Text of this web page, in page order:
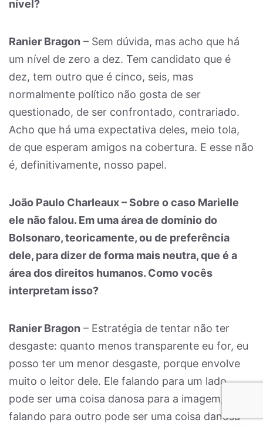
nível?
Ranier Bragon – Sem dúvida, mas acho que há
um nível de zero a dez. Tem candidato que é
dez, tem outro que é cinco, seis, mas
normalmente político não gosta de ser
questionado, de ser confrontado, contrariado.
Acho que há uma expectativa deles, meio tola,
de que esperam amigos na cobertura. E esse não
é, definitivamente, nosso papel.
João Paulo Charleaux – Sobre o caso Marielle
ele não falou. Em uma área de domínio do
Bolsonaro, teoricamente, ou de preferência
dele, para dizer de forma mais neutra, que é a
área dos direitos humanos. Como vocês
interpretam isso?
Ranier Bragon – Estratégia de tentar não ter
desgaste: quanto menos transparente eu for, eu
posso ter um menor desgaste, porque envolve
muito o leitor dele. Ele falando para um lado
pode ser uma coisa danosa para a imagem, e
falando para outro pode ser uma coisa danosa